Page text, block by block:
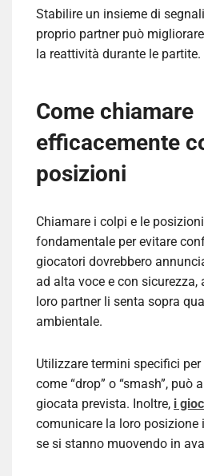
Stabilire un insieme di
proprio partner può
la reattività durante le partite.
Come chiamare
efficacemente
posizioni
Chiamare i colpi e le
fondamentale per evitare
giocatori dovrebbero
ad alta voce e con sicurezza,
loro partner li senta sopra
ambientale.
Utilizzare termini specifici
come “drop” o “smash”, può
giocata prevista. Inoltre, i
comunicare la loro posizione
se si stanno muovendo in